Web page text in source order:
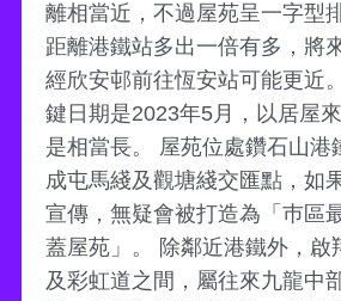
離相當近，不過屋苑呈一字型
距離港鐵站多出一倍有多，將
經欣安邨前往恆安站可能更近
鍵日期是2023年5月，以居屋
是相當長。 屋苑位處鑽石山港
成屯馬綫及觀塘綫交匯點，如
宣傳，無疑會被打造為「巿區
蓋屋苑」。 除鄰近港鐵外，啟
及彩虹道之間，屬往來九龍中